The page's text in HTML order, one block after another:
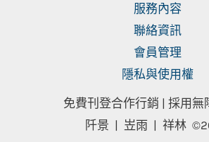
服務內容
聯絡資訊
會員管理
隱私與使用權
免費刊登合作行銷 | 採用無
阡景 | 岦雨 | 祥林